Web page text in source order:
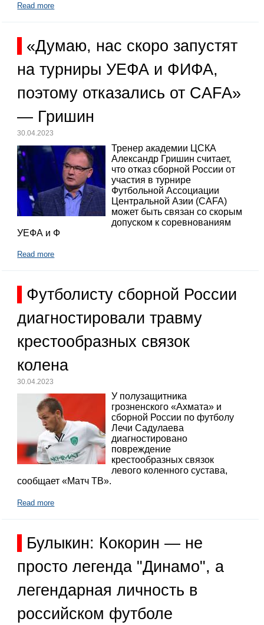
Read more
«Думаю, нас скоро запустят
на турниры УЕФА и ФИФА,
поэтому отказались от CAFA»
— Гришин
30.04.2023
Тренер академии ЦСКА
Александр Гришин считает,
что отказ сборной России от
участия в турнире
Футбольной Ассоциации
Центральной Азии (CAFA)
может быть связан со скорым
допуском к соревнованиям
УЕФА и Ф
Read more
Футболисту сборной России
диагностировали травму
крестообразных связок
колена
30.04.2023
У полузащитника
грозненского «Ахмата» и
сборной России по футболу
Лечи Садулаева
диагностировано
повреждение
крестообразных связок
левого коленного сустава,
сообщает «Матч ТВ».
Read more
Булыкин: Кокорин — не
просто легенда "Динамо", а
легендарная личность в
российском футболе